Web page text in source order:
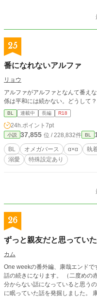
25
番になれないアルファ
リョウ
アルファがアルファとなんて番え
係は平和には続かない。どうして
BL 連載中 長編 R18
24h.ポイント 7pt
小説 37,855 位 / 228,832件 BL
BL オメガバース ‪α‬×‪α‬ 執
溺愛
特殊設定あり
26
ずっと親友だと思っていた
カム
One weekの番外編、康哉エンド
話の続きになります。 （二度めの
分からない話になっていると思う
に眠っていた話を発掘しました。